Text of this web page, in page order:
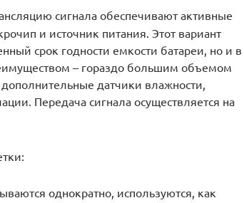
сигнала обеспечивают активные
и источник питания. Этот вариант
срок годности емкости батареи, но и в
– гораздо большим объемом
датчики влажности,
Передача сигнала осуществляется на
однократно, используются, как